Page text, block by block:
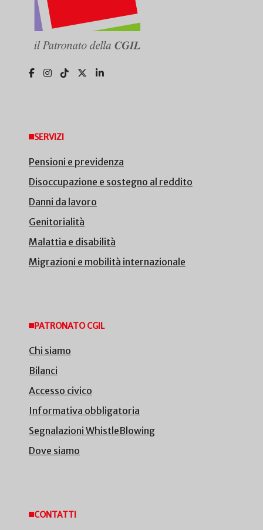
SERVIZI
Pensioni e previdenza
Disoccupazione e sostegno al reddito
Danni da lavoro
Genitorialità
Malattia e disabilità
Migrazioni e mobilità internazionale
PATRONATO CGIL
Chi siamo
Bilanci
Accesso civico
Informativa obbligatoria
Segnalazioni WhistleBlowing
Dove siamo
CONTATTI